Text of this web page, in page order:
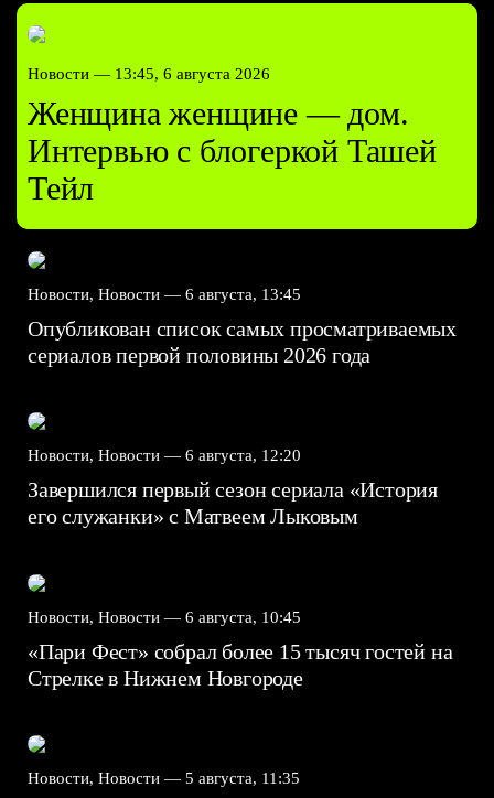
Новости — 13:45, 6 августа 2026
Женщина женщине — дом.
Интервью с блогеркой Ташей
Тейл
Новости, Новости — 6 августа, 13:45
Опубликован список самых просматриваемых
сериалов первой половины 2026 года
Новости, Новости — 6 августа, 12:20
Завершился первый сезон сериала «История
его служанки» с Матвеем Лыковым
Новости, Новости — 6 августа, 10:45
«Пари Фест» собрал более 15 тысяч гостей на
Стрелке в Нижнем Новгороде
Новости, Новости — 5 августа, 11:35